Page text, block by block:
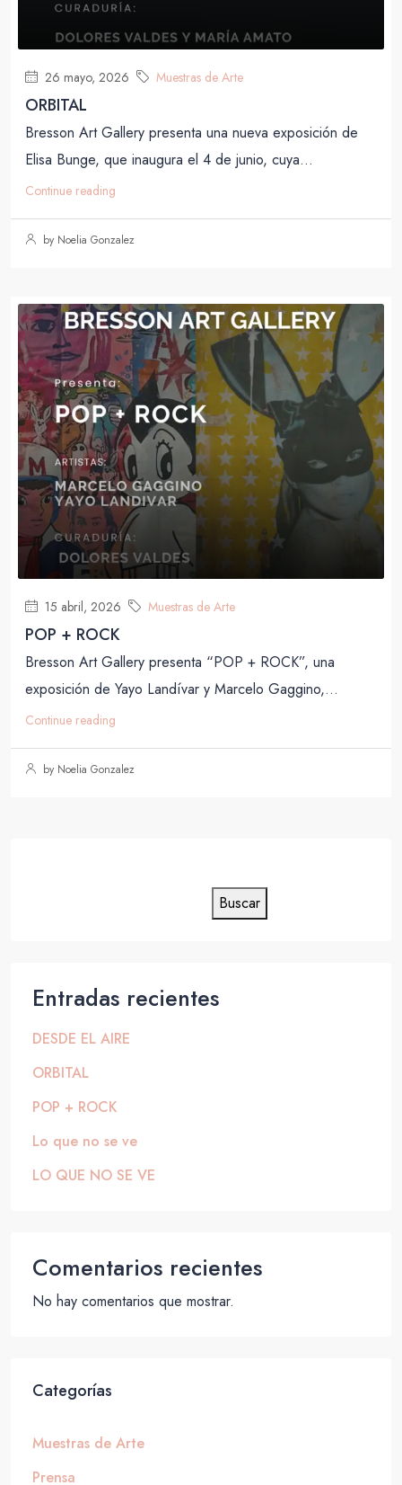
26 mayo, 2026 Muestras de Arte
ORBITAL
Bresson Art Gallery presenta una nueva exposición de
Elisa Bunge, que inaugura el 4 de junio, cuya...
Continue reading
by Noelia Gonzalez
15 abril, 2026 Muestras de Arte
POP + ROCK
Bresson Art Gallery presenta “POP + ROCK”, una
exposición de Yayo Landívar y Marcelo Gaggino,...
Continue reading
by Noelia Gonzalez
Buscar
Entradas recientes
DESDE EL AIRE
ORBITAL
POP + ROCK
Lo que no se ve
LO QUE NO SE VE
Comentarios recientes
No hay comentarios que mostrar.
Categorías
Muestras de Arte
Prensa